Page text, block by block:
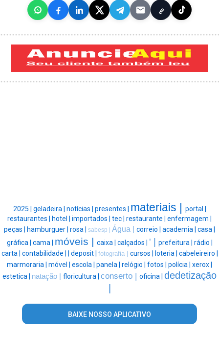
2025 | geladeira | notícias | presentes | materiais |
portal |
restaurantes |
hotel | importados | tec | restaurante | enfermagem |
peças |
hamburguer | rosa | sabesp | Água | correio | academia | casa |
gráfica | cama | móveis | caixa | calçados | ' | prefeitura | rádio |
carta | contabilidade | deposit | fotografia | cursos | loteria | cabeleireiro |
marmoraria | móvel | escola | panela | relógio | fotos | polícia | xerox |
estetica | natação | floricultura | conserto | oficina | dedetização
BAIXE NOSSO APLICATIVO